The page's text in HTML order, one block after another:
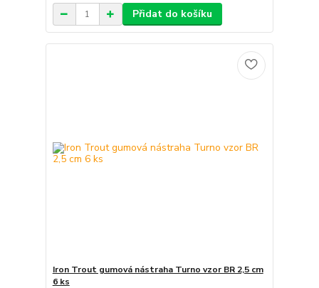
Přidat do košíku
Iron Trout gumová nástraha Turno vzor BR 2,5 cm
6 ks